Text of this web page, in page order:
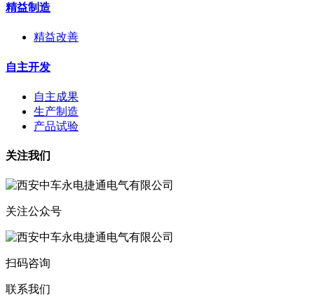
精益制造
精益改善
自主开发
自主成果
生产制造
产品试验
关注我们
关注公众号
扫码咨询
联系我们